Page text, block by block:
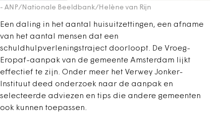
- ANP/Nationale Beeldbank/Helène van Rijn
Een daling in het aantal huisuitzettingen, een afname
van het aantal mensen dat een
schuldhulpverleningstraject doorloopt. De Vroeg-
Eropaf-aanpak van de gemeente Amsterdam lijkt
effectief te zijn. Onder meer het Verwey Jonker-
Instituut deed onderzoek naar de aanpak en
selecteerde adviezen en tips die andere gemeenten
ook kunnen toepassen.